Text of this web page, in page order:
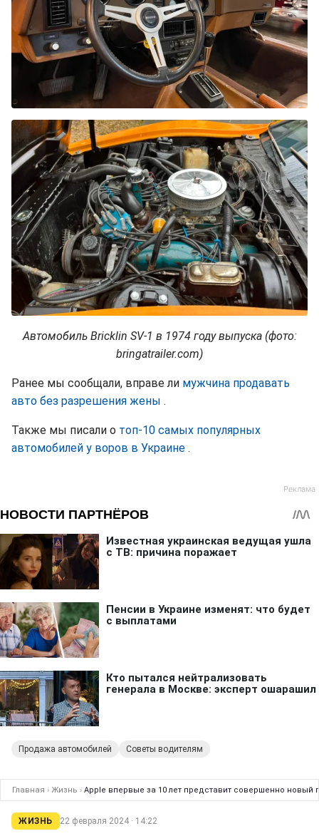
Автомобиль Bricklin SV-1 в 1974 году выпуска (фото:
bringatrailer.com)
Ранее мы сообщали, вправе ли мужчина продавать
авто без разрешения жены .
Также мы писали о топ-10 самых популярных
автомобилей у воров в Украине .
Продажа автомобилей Советы водителям
Главная › Жизнь › Apple впервые за 10 лет представит совершенно новый
ЖИЗНЬ 22 февраля 2024 · 14:22